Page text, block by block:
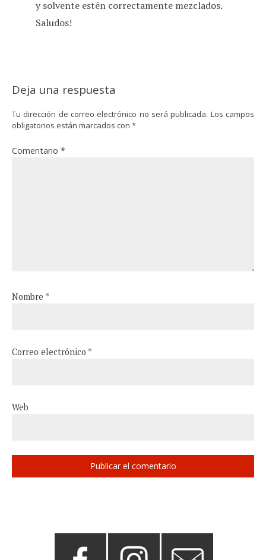
y solvente estén correctamente mezclados.
Saludos!
Deja una respuesta
Tu dirección de correo electrónico no será publicada. Los campos
obligatorios están marcados con *
Comentario *
Nombre *
Correo electrónico *
Web